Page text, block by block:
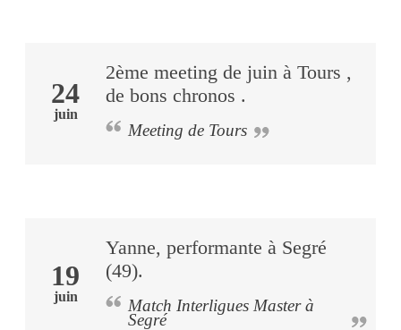
24
juin
2ème meeting de juin à Tours ,
de bons chronos .
Meeting de Tours
19
juin
Yanne, performante à Segré
(49).
Match Interligues Master à
Segré